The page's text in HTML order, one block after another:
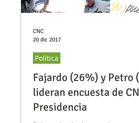
Fajardo (26%) y Petro
lideran encuesta de
Presidencia
Política
CNC
20 dic 2017